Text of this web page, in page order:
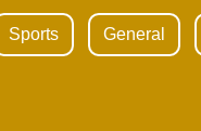
Sports General